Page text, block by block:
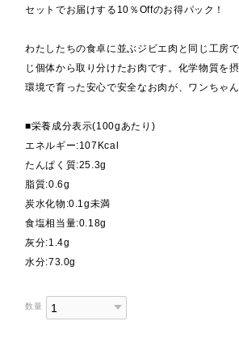
セットでお届けする10％Offのお得パック！
わたしたちの食卓に並ぶジビエ肉と同じ工房
じ個体から取り分けたお肉です。化学物質を
環境で育った安心で安全なお肉が、ワンちゃ
■栄養成分表示(100gあたり)
エネルギー:107Kcal
たんぱく質:25.3g
脂質:0.6g
炭水化物:0.1g未満
食塩相当量:0.18g
灰分:1.4g
水分:73.0g
数量